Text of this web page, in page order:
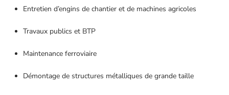
Entretien d’engins de chantier et de machines agricoles
Travaux publics et BTP
Maintenance ferroviaire
Démontage de structures métalliques de grande taille